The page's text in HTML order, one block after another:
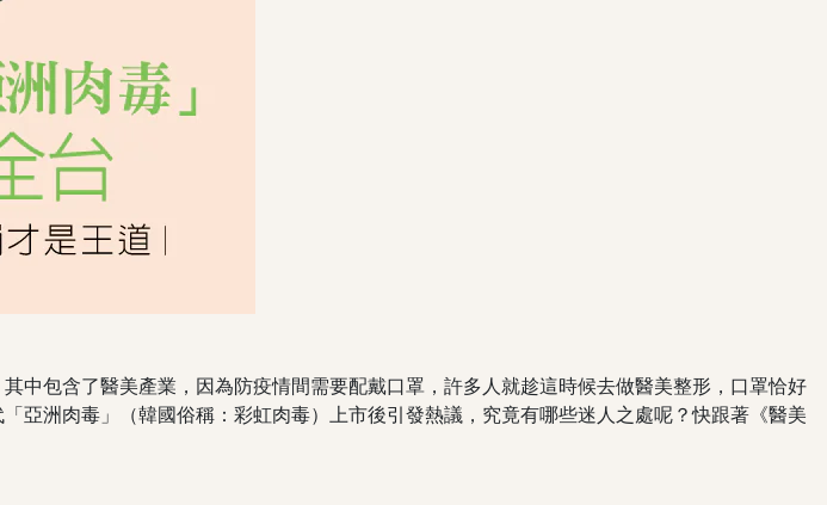
中包含了醫美產業，因為防疫情間需要配戴口罩，許多人就趁這時候去做醫美整形，口罩恰好
亞洲肉毒」（韓國俗稱：彩虹肉毒）上市後引發熱議，究竟有哪些迷人之處呢？快跟著《醫美